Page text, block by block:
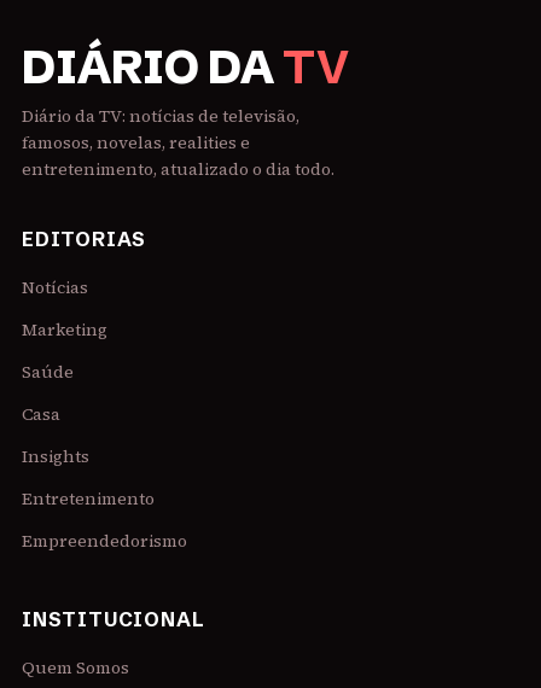
DIÁRIO DATV
Diário da TV: notícias de televisão,
famosos, novelas, realities e
entretenimento, atualizado o dia todo.
EDITORIAS
Notícias
Marketing
Saúde
Casa
Insights
Entretenimento
Empreendedorismo
INSTITUCIONAL
Quem Somos